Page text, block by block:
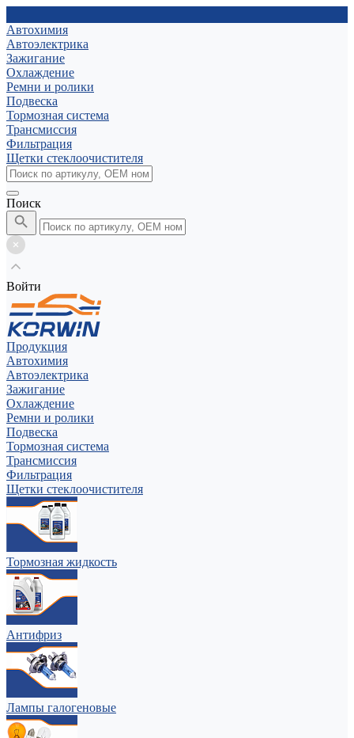
Автохимия
Автоэлектрика
Зажигание
Охлаждение
Ремни и ролики
Подвеска
Тормозная система
Трансмиссия
Фильтрация
Щетки стеклоочистителя
Поиск
Войти
Продукция
Автохимия
Автоэлектрика
Зажигание
Охлаждение
Ремни и ролики
Подвеска
Тормозная система
Трансмиссия
Фильтрация
Щетки стеклоочистителя
Тормозная жидкость
Антифриз
Лампы галогеновые